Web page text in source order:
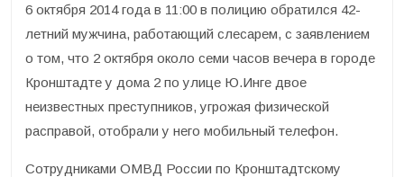
6 октября 2014 года в 11:00 в полицию обратился 42-
летний мужчина, работающий слесарем, с заявлением
о том, что 2 октября около семи часов вечера в городе
Кронштадте у дома 2 по улице Ю.Инге двое
неизвестных преступников, угрожая физической
расправой, отобрали у него мобильный телефон.
Сотрудниками ОМВД России по Кронштадтскому